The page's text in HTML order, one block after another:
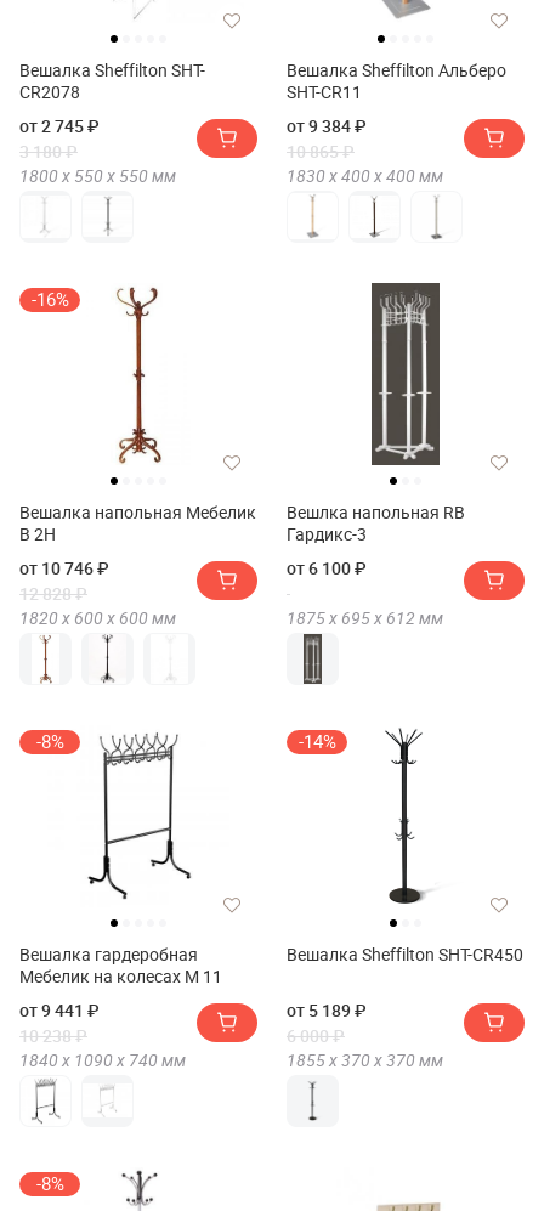
Вешалка Sheffilton SHT-
CR2078
от 2 745 ₽
3 180 ₽
1800 х 550 х 550 мм
Вешалка Sheffilton Альберо
SHT-CR11
от 9 384 ₽
10 865 ₽
1830 х400 х400 мм
-16%
Вешалка напольная Мебелик
В 2Н
от 10 746 ₽
12 828 ₽
1820 х 600 х 600 мм
Вешлка напольная RB
Гардикс-3
от 6 100 ₽
1875 х 695 х 612 мм
-8%
Вешалка гардеробная
Мебелик на колесах М 11
от 9 441 ₽
10 238 ₽
1840 х 1090 х 740 мм
-14%
Вешалка Sheffilton SHT-CR450
от 5 189 ₽
6 000 ₽
1855 х370 х370 мм
-8%